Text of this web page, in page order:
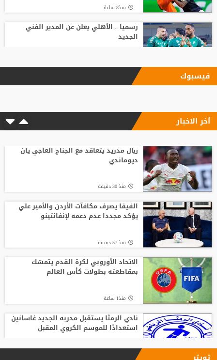
منذ8 ساعة
رسميا .. الأهلي يعلن عن المدير الفني
الجديد
بعد رفض السعودية.. نادٍ فرنسي يتوصل
رودري يحسم قراره ويختار وجهته المقبلة
تصريح رسمي يعقد مهمة برشلونة في
صفقة المستقبل
من الأهلي السعودي للبريميرليج.. يايسله
يقود نيوكاسل رسميًا
فيسبوك
آخر الاخبار
ريال مدريد يتعاقد مع الجناح العاجي يان
ديوماندي
منذ 30 دقيقة
الفيفا يصرف مكافآت الأردن والأمير علي
يؤكد مجددا عدم دعمه لإنفانتينو
منذ 57 دقيقة
الاتحاد الأوروبي لكرة القدم يتمسّك
بمقاطعته بطولات كأس العالم
منذ1 ساعة
نادي الرمثا يستقبل مدربه الجديد غاسانين
استعدادًا للموسم الكروي المقبل